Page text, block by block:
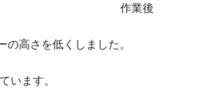
作業後
高さを低くしました。
います。